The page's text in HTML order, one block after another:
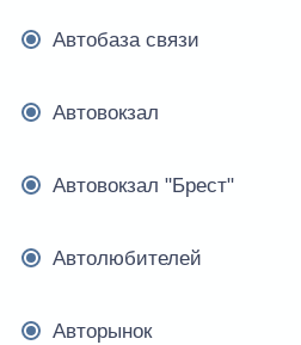
Автобаза связи
Автовокзал
Автовокзал "Брест"
Автолюбителей
Авторынок